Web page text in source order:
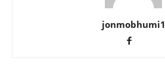
jonmobhumi1